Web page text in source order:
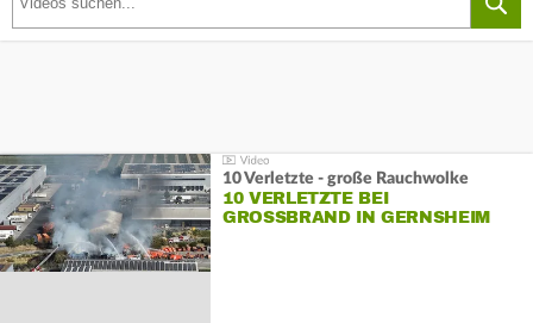
10 Verletzte - große Rauchwolke
10 VERLETZTE BEI
GROSSBRAND IN GERNSHEIM